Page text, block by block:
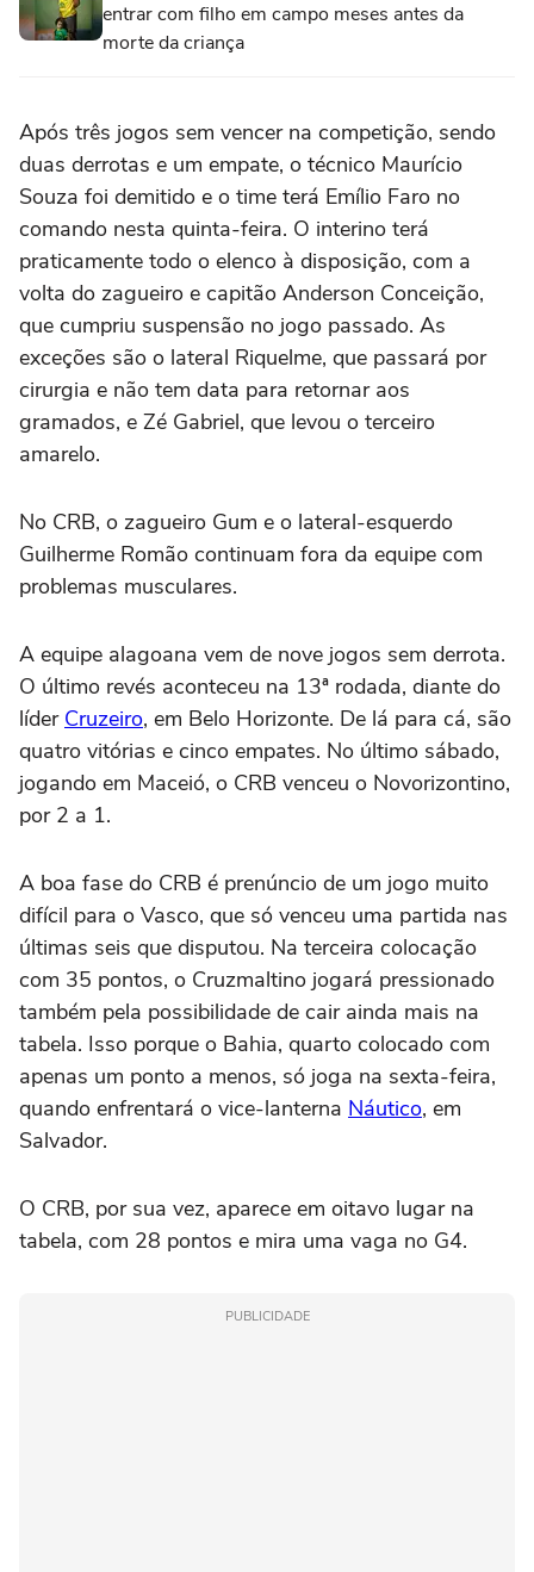
entrar com filho em campo meses antes da
morte da criança
Após três jogos sem vencer na competição, sendo
duas derrotas e um empate, o técnico Maurício
Souza foi demitido e o time terá Emílio Faro no
comando nesta quinta-feira. O interino terá
praticamente todo o elenco à disposição, com a
volta do zagueiro e capitão Anderson Conceição,
que cumpriu suspensão no jogo passado. As
exceções são o lateral Riquelme, que passará por
cirurgia e não tem data para retornar aos
gramados, e Zé Gabriel, que levou o terceiro
amarelo.
No CRB, o zagueiro Gum e o lateral-esquerdo
Guilherme Romão continuam fora da equipe com
problemas musculares.
A equipe alagoana vem de nove jogos sem derrota.
O último revés aconteceu na 13ª rodada, diante do
líder Cruzeiro, em Belo Horizonte. De lá para cá, são
quatro vitórias e cinco empates. No último sábado,
jogando em Maceió, o CRB venceu o Novorizontino,
por 2 a 1.
A boa fase do CRB é prenúncio de um jogo muito
difícil para o Vasco, que só venceu uma partida nas
últimas seis que disputou. Na terceira colocação
com 35 pontos, o Cruzmaltino jogará pressionado
também pela possibilidade de cair ainda mais na
tabela. Isso porque o Bahia, quarto colocado com
apenas um ponto a menos, só joga na sexta-feira,
quando enfrentará o vice-lanterna Náutico, em
Salvador.
O CRB, por sua vez, aparece em oitavo lugar na
tabela, com 28 pontos e mira uma vaga no G4.
PUBLICIDADE